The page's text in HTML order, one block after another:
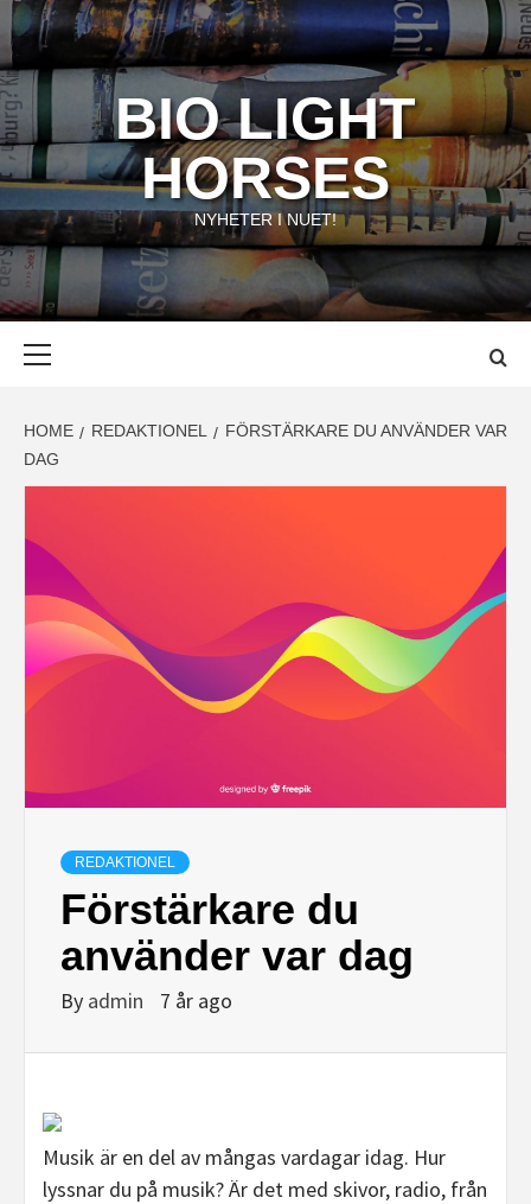
Skip
to
content
BIO LIGHT
HORSES
NYHETER I NUET!
HOME REDAKTIONEL
FÖRSTÄRKARE DU ANVÄNDER VAR
DAG
REDAKTIONEL
Förstärkare du
använder var dag
By admin 7 år ago
Musik är en del av mångas vardagar idag. Hur
lyssnar du på musik? Är det med skivor, radio, från